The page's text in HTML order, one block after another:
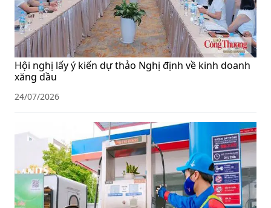
Hội nghị lấy ý kiến dự thảo Nghị định về kinh doanh
xăng dầu
24/07/2026